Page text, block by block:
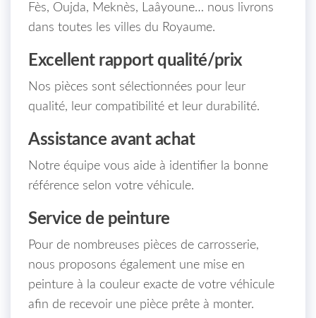
Fès, Oujda, Meknès, Laâyoune… nous livrons
dans toutes les villes du Royaume.
Excellent rapport qualité/prix
Nos pièces sont sélectionnées pour leur
qualité, leur compatibilité et leur durabilité.
Assistance avant achat
Notre équipe vous aide à identifier la bonne
référence selon votre véhicule.
Service de peinture
Pour de nombreuses pièces de carrosserie,
nous proposons également une mise en
peinture à la couleur exacte de votre véhicule
afin de recevoir une pièce prête à monter.